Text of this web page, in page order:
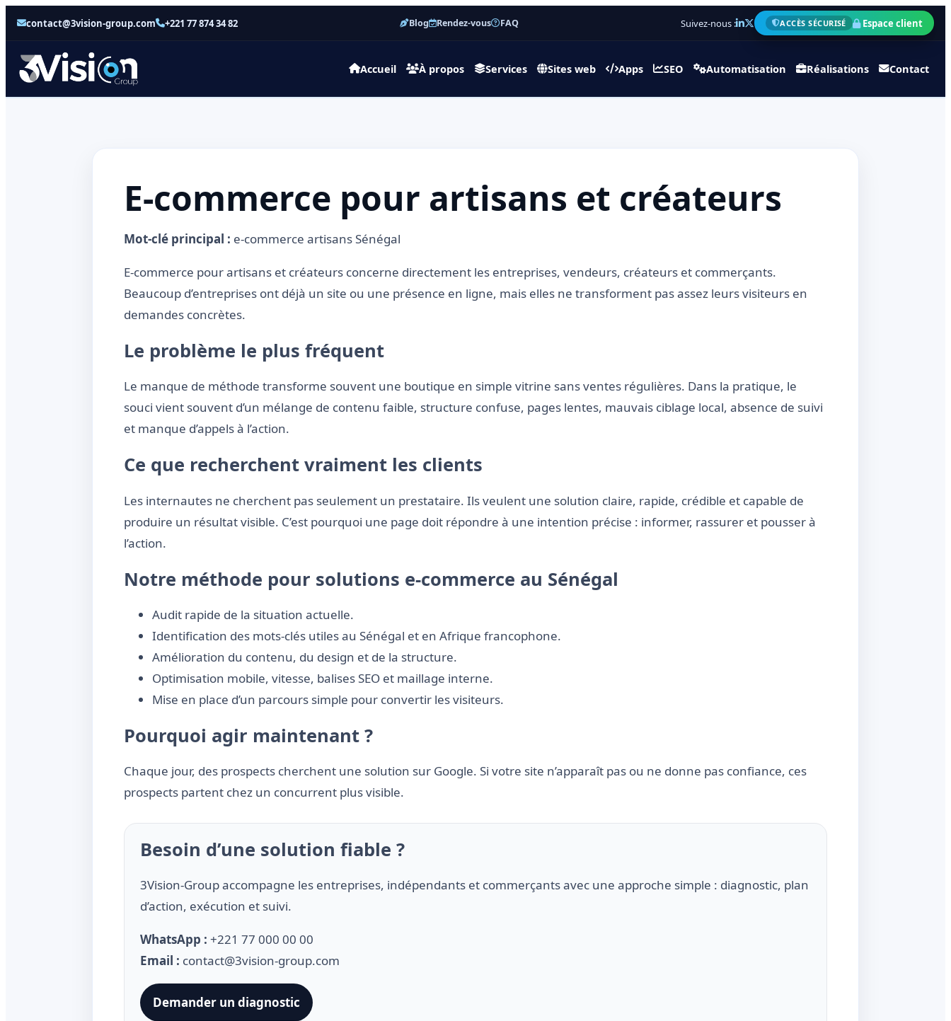
contact@3vision-group.com +221 77 874 34 82 Blog Rendez-vous FAQ Suivez-nous : ACCÈS SÉCURISÉ Espace client
Accueil À propos Services Sites web Apps SEO Automatisation Réalisations Contact
E-commerce pour artisans et créateurs
Mot-clé principal : e-commerce artisans Sénégal
E-commerce pour artisans et créateurs concerne directement les entreprises, vendeurs, créateurs et commerçants.
Beaucoup d’entreprises ont déjà un site ou une présence en ligne, mais elles ne transforment pas assez leurs visiteurs en
demandes concrètes.
Le problème le plus fréquent
Le manque de méthode transforme souvent une boutique en simple vitrine sans ventes régulières. Dans la pratique, le
souci vient souvent d’un mélange de contenu faible, structure confuse, pages lentes, mauvais ciblage local, absence de suivi
et manque d’appels à l’action.
Ce que recherchent vraiment les clients
Les internautes ne cherchent pas seulement un prestataire. Ils veulent une solution claire, rapide, crédible et capable de
produire un résultat visible. C’est pourquoi une page doit répondre à une intention précise : informer, rassurer et pousser à
l’action.
Notre méthode pour solutions e-commerce au Sénégal
Audit rapide de la situation actuelle.
Identification des mots-clés utiles au Sénégal et en Afrique francophone.
Amélioration du contenu, du design et de la structure.
Optimisation mobile, vitesse, balises SEO et maillage interne.
Mise en place d’un parcours simple pour convertir les visiteurs.
Pourquoi agir maintenant ?
Chaque jour, des prospects cherchent une solution sur Google. Si votre site n’apparaît pas ou ne donne pas confiance, ces
prospects partent chez un concurrent plus visible.
Besoin d’une solution fiable ?
3Vision-Group accompagne les entreprises, indépendants et commerçants avec une approche simple : diagnostic, plan
d’action, exécution et suivi.
WhatsApp : +221 77 000 00 00
Email : contact@3vision-group.com
Demander un diagnostic